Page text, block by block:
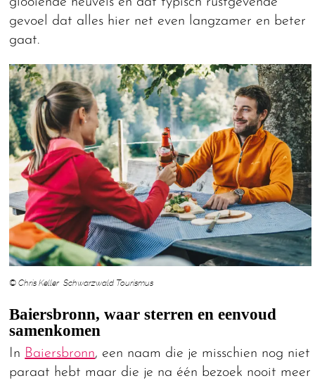
gevoel dat alles hier net even langzamer en beter
gaat.
© Chris Keller Schwarzwald Tourismus
Baiersbronn, waar sterren en eenvoud
samenkomen
In Baiersbronn, een naam die je misschien nog niet
paraat hebt maar die je na één bezoek nooit meer